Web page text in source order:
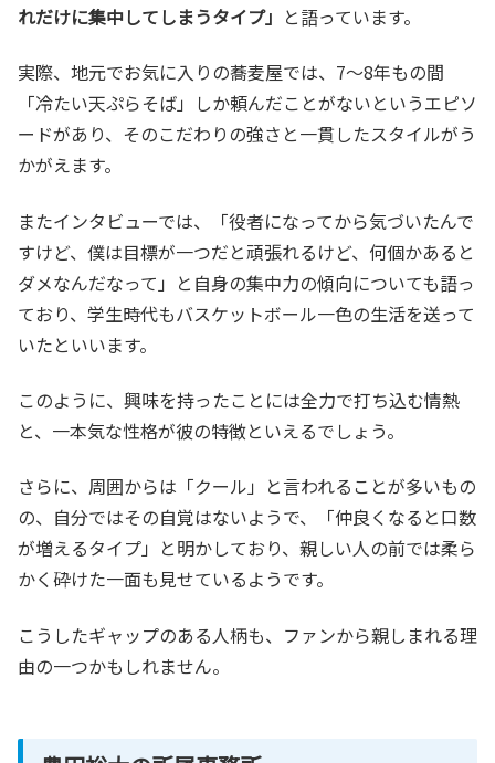
れだけに集中してしまうタイプ」 と語っています。
実際、地元でお気に入りの蕎麦屋では、7〜8年もの間
「冷たい天ぷらそば」しか頼んだことがないというエピソ
ードがあり、そのこだわりの強さと一貫したスタイルがう
かがえます。
またインタビューでは、「役者になってから気づいたんで
すけど、僕は目標が一つだと頑張れるけど、何個かあると
ダメなんだなって」と自身の集中力の傾向についても語っ
ており、学生時代もバスケットボール一色の生活を送って
いたといいます。
このように、興味を持ったことには全力で打ち込む情熱
と、一本気な性格が彼の特徴といえるでしょう。
さらに、周囲からは「クール」と言われることが多いもの
の、自分ではその自覚はないようで、「仲良くなると口数
が増えるタイプ」と明かしており、親しい人の前では柔ら
かく砕けた一面も見せているようです。
こうしたギャップのある人柄も、ファンから親しまれる理
由の一つかもしれません。